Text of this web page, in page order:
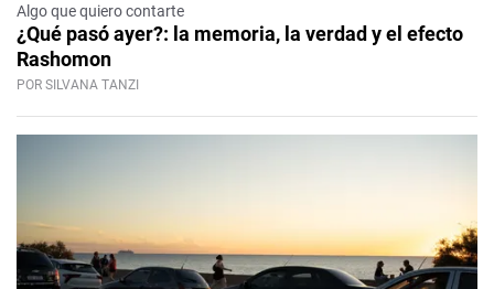
Algo que quiero contarte
¿Qué pasó ayer?: la memoria, la verdad y el efecto
Rashomon
POR SILVANA TANZI